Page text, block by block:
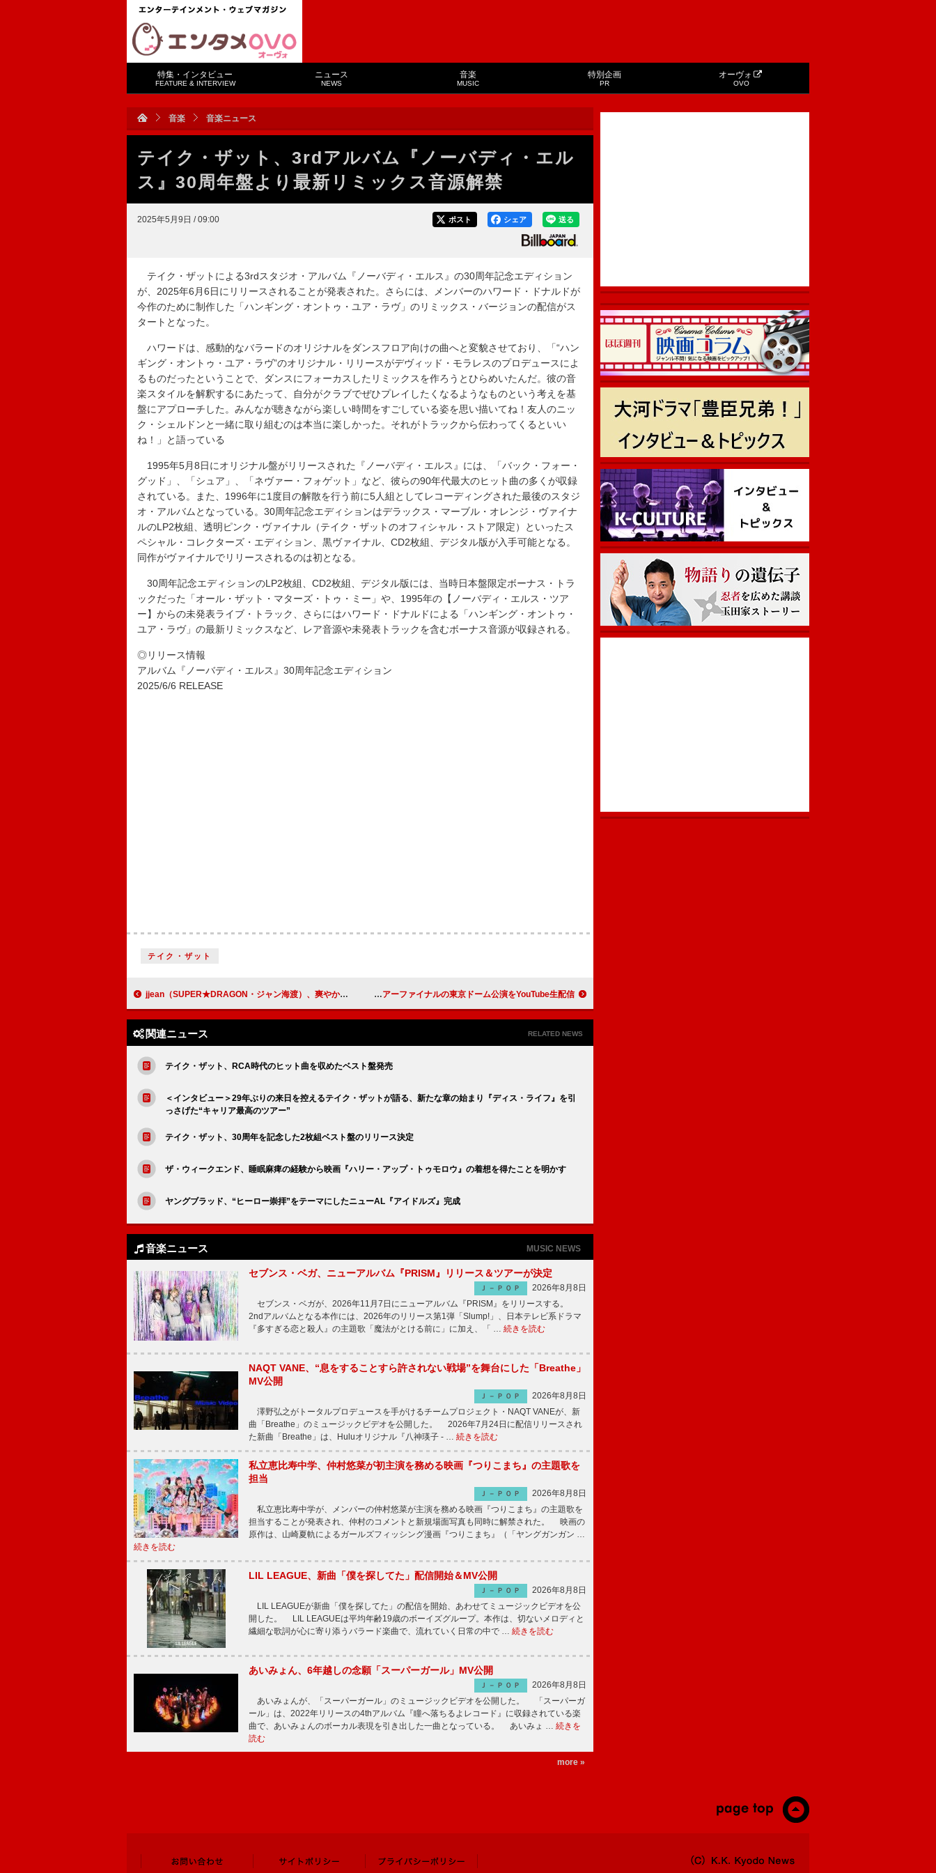
特集・インタビュー
FEATURE & INTERVIEW
ニュース
NEWS
音楽
MUSIC
特別企画
PR
オーヴォ
OVO
音楽 音楽ニュース
テイク・ザット、3rdアルバム『ノーバディ・エル
ス』30周年盤より最新リミックス音源解禁
2025年5月9日 / 09:00 送る
シェア
ポスト
テイク・ザットによる3rdスタジオ・アルバム『ノーバディ・エルス』の30周年記念エディション
が、2025年6月6日にリリースされることが発表された。さらには、メンバーのハワード・ドナルドが
今作のために制作した「ハンギング・オントゥ・ユア・ラヴ」のリミックス・バージョンの配信がス
タートとなった。
ハワードは、感動的なバラードのオリジナルをダンスフロア向けの曲へと変貌させており、「“ハン
ギング・オントゥ・ユア・ラヴ”のオリジナル・リリースがデヴィッド・モラレスのプロデュースによ
るものだったということで、ダンスにフォーカスしたリミックスを作ろうとひらめいたんだ。彼の音
楽スタイルを解釈するにあたって、自分がクラブでぜひプレイしたくなるようなものという考えを基
盤にアプローチした。みんなが聴きながら楽しい時間をすごしている姿を思い描いてね！友人のニッ
ク・シェルドンと一緒に取り組むのは本当に楽しかった。それがトラックから伝わってくるといい
ね！」と語っている
1995年5月8日にオリジナル盤がリリースされた『ノーバディ・エルス』には、「バック・フォー・
グッド」、「シュア」、「ネヴァー・フォゲット」など、彼らの90年代最大のヒット曲の多くが収録
されている。また、1996年に1度目の解散を行う前に5人組としてレコーディングされた最後のスタジ
オ・アルバムとなっている。30周年記念エディションはデラックス・マーブル・オレンジ・ヴァイナ
ルのLP2枚組、透明ピンク・ヴァイナル（テイク・ザットのオフィシャル・ストア限定）といったス
ペシャル・コレクターズ・エディション、黒ヴァイナル、CD2枚組、デジタル版が入手可能となる。
同作がヴァイナルでリリースされるのは初となる。
30周年記念エディションのLP2枚組、CD2枚組、デジタル版には、当時日本盤限定ボーナス・トラ
ックだった「オール・ザット・マターズ・トゥ・ミー」や、1995年の【ノーバディ・エルス・ツア
ー】からの未発表ライブ・トラック、さらにはハワード・ドナルドによる「ハンギング・オントゥ・
ユア・ラヴ」の最新リミックスなど、レア音源や未発表トラックを含むボーナス音源が収録される。
◎リリース情報
アルバム『ノーバディ・エルス』30周年記念エディション
2025/6/6 RELEASE
テイク・ザット
jjean（SUPER★DRAGON・ジャン海渡）、爽やかで切ない「TFL」MV公開 XG、ワールドツアーファイナルの東京ドーム公演をYouTube生配信
関連ニュース RELATED NEWS
テイク・ザット、RCA時代のヒット曲を収めたベスト盤発売
＜インタビュー＞29年ぶりの来日を控えるテイク・ザットが語る、新たな章の始まり『ディス・ライフ』を引
っさげた“キャリア最高のツアー”
テイク・ザット、30周年を記念した2枚組ベスト盤のリリース決定
ザ・ウィークエンド、睡眠麻痺の経験から映画『ハリー・アップ・トゥモロウ』の着想を得たことを明かす
ヤングブラッド、“ヒーロー崇拝”をテーマにしたニューAL『アイドルズ』完成
音楽ニュース MUSIC NEWS
セブンス・ベガ、ニューアルバム『PRISM』リリース＆ツアーが決定
Ｊ－ＰＯＰ
2026年8月8日
セブンス・ベガが、2026年11月7日にニューアルバム『PRISM』をリリースする。
2ndアルバムとなる本作には、2026年のリリース第1弾「Slump!」、日本テレビ系ドラマ
『多すぎる恋と殺人』の主題歌「魔法がとける前に」に加え、「 … 続きを読む
NAQT VANE、“息をすることすら許されない戦場”を舞台にした「Breathe」
MV公開
Ｊ－ＰＯＰ
2026年8月8日
澤野弘之がトータルプロデュースを手がけるチームプロジェクト・NAQT VANEが、新
曲「Breathe」のミュージックビデオを公開した。 2026年7月24日に配信リリースされ
た新曲「Breathe」は、Huluオリジナル『八神瑛子 - … 続きを読む
私立恵比寿中学、仲村悠菜が初主演を務める映画『つりこまち』の主題歌を
担当
Ｊ－ＰＯＰ
2026年8月8日
私立恵比寿中学が、メンバーの仲村悠菜が主演を務める映画『つりこまち』の主題歌を
担当することが発表され、仲村のコメントと新規場面写真も同時に解禁された。 映画の
原作は、山崎夏軌によるガールズフィッシング漫画『つりこまち』（「ヤングガンガン …
続きを読む
LIL LEAGUE、新曲「僕を探してた」配信開始＆MV公開
Ｊ－ＰＯＰ
2026年8月8日
LIL LEAGUEが新曲「僕を探してた」の配信を開始、あわせてミュージックビデオを公
開した。 LIL LEAGUEは平均年齢19歳のボーイズグループ。本作は、切ないメロディと
繊細な歌詞が心に寄り添うバラード楽曲で、流れていく日常の中で … 続きを読む
あいみょん、6年越しの念願「スーパーガール」MV公開
Ｊ－ＰＯＰ
2026年8月8日
あいみょんが、「スーパーガール」のミュージックビデオを公開した。 「スーパーガ
ール」は、2022年リリースの4thアルバム『瞳へ落ちるよレコード』に収録されている楽
曲で、あいみょんのボーカル表現を引き出した一曲となっている。 あいみょ … 続きを
読む
more »